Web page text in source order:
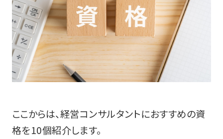
ここからは、経営コンサルタントにおすすめの資
格を10個紹介します。